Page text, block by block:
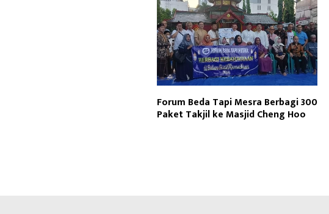
Forum Beda Tapi Mesra Berbagi 300
Paket Takjil ke Masjid Cheng Hoo